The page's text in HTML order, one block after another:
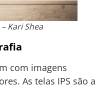
Kari Shea
com imagens
As telas IPS são a